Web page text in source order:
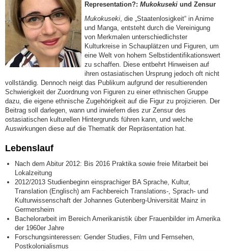
Representation?:Mukokusekiund Zensur
Mukokuseki, die „Staatenlosigkeit“ in Anime
und Manga, entsteht durch die Vereinigung
von Merkmalen unterschiedlichster
Kulturkreise in Schauplätzen und Figuren, um
eine Welt von hohem Selbstidentifikationswert
zu schaffen. Diese entbehrt Hinweisen auf
ihren ostasiatischen Ursprung jedoch oft nicht
vollständig. Dennoch neigt das Publikum aufgrund der resultierenden
Schwierigkeit der Zuordnung von Figuren zu einer ethnischen Gruppe
dazu, die eigene ethnische Zugehörigkeit auf die Figur zu projizieren. Der
Beitrag soll darlegen, wann und inwiefern dies zur Zensur des
ostasiatischen kulturellen Hintergrunds führen kann, und welche
Auswirkungen diese auf die Thematik der Repräsentation hat.
Lebenslauf
Nach dem Abitur 2012: Bis 2016 Praktika sowie freie Mitarbeit bei
Lokalzeitung
2012/2013 Studienbeginn einsprachiger BA Sprache, Kultur,
Translation (Englisch) am Fachbereich Translations-, Sprach- und
Kulturwissenschaft der Johannes Gutenberg-Universität Mainz in
Germersheim
Bachelorarbeit im Bereich Amerikanistik über Frauenbilder im Amerika
der 1960er Jahre
Forschungsinteressen: Gender Studies, Film und Fernsehen,
Postkolonialismus